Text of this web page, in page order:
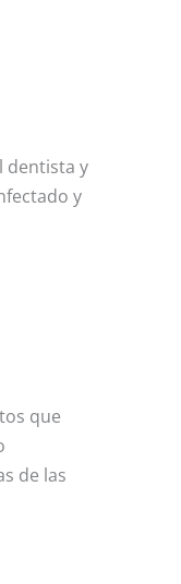
dentista y
y
que
de las